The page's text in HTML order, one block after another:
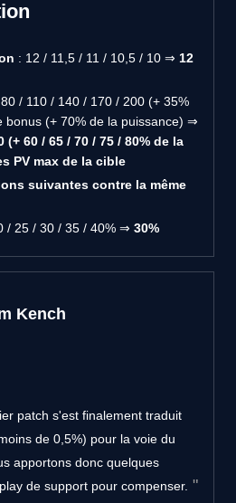
: 12 / 11,5 / 11 / 10,5 / 10 ⇒ 12
/ 110 / 140 / 170 / 200 (+ 35%
bonus (+ 70% de la puissance) ⇒
(+ 60 / 65 / 70 / 75 / 80% de la
PV max de la cible
suivantes contre la même
/ 25 / 30 / 35 / 40% ⇒ 30%
Kench
patch s'est finalement traduit
de 0,5%) pour la voie du
apportons donc quelques
de support pour compenser.